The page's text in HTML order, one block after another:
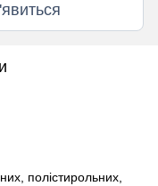
полістирольних,